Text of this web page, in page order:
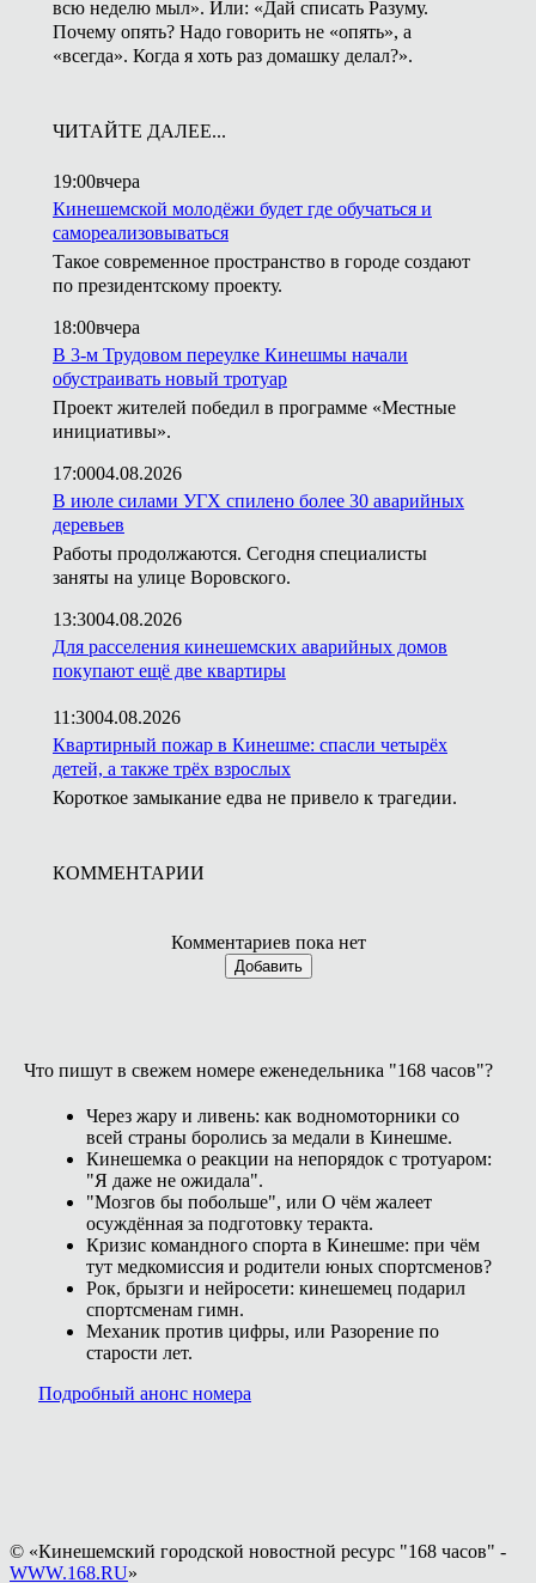
всю неделю мыл». Или: «Дай списать Разуму.
Почему опять? Надо говорить не «опять», а
«всегда». Когда я хоть раз домашку делал?».
ЧИТАЙТЕ ДАЛЕЕ...
19:00вчера
Кинешемской молодёжи будет где обучаться и
самореализовываться
Такое современное пространство в городе создают
по президентскому проекту.
18:00вчера
В 3-м Трудовом переулке Кинешмы начали
обустраивать новый тротуар
Проект жителей победил в программе «Местные
инициативы».
17:0004.08.2026
В июле силами УГХ спилено более 30 аварийных
деревьев
Работы продолжаются. Сегодня специалисты
заняты на улице Воровского.
13:3004.08.2026
Для расселения кинешемских аварийных домов
покупают ещё две квартиры
11:3004.08.2026
Квартирный пожар в Кинешме: спасли четырёх
детей, а также трёх взрослых
Короткое замыкание едва не привело к трагедии.
КОММЕНТАРИИ
Комментариев пока нет
Добавить
Что пишут в свежем номере еженедельника "168 часов"?
Через жару и ливень: как водномоторники со
всей страны боролись за медали в Кинешме.
Кинешемка о реакции на непорядок с тротуаром:
"Я даже не ожидала".
"Мозгов бы побольше", или О чём жалеет
осуждённая за подготовку теракта.
Кризис командного спорта в Кинешме: при чём
тут медкомиссия и родители юных спортсменов?
Рок, брызги и нейросети: кинешемец подарил
спортсменам гимн.
Механик против цифры, или Разорение по
старости лет.
Подробный анонс номера
© «Кинешемский городской новостной ресурс "168 часов" -
WWW.168.RU»